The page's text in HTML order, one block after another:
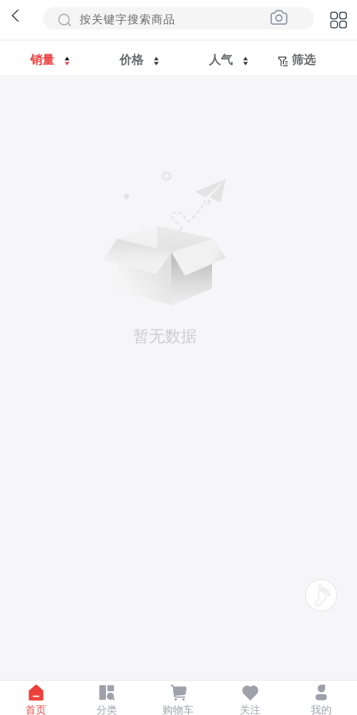
销量 价格 人气 筛选
暂无数据
首页 分类 购物车 关注 我的